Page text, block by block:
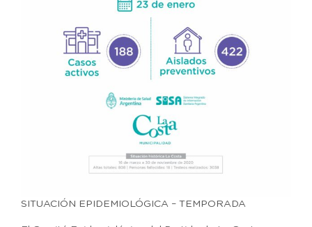
SITUACIÓN EPIDEMIOLÓGICA – TEMPORADA